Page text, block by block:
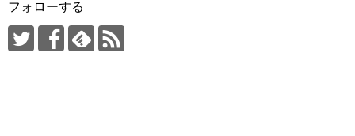
フォローする